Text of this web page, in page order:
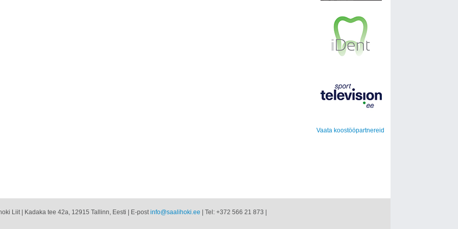
Vaata koostööpartnereid
Liit | Kadaka tee 42a, 12915 Tallinn, Eesti | E-postinfo@saalihoki.ee | Tel: +372 566 21 873 |